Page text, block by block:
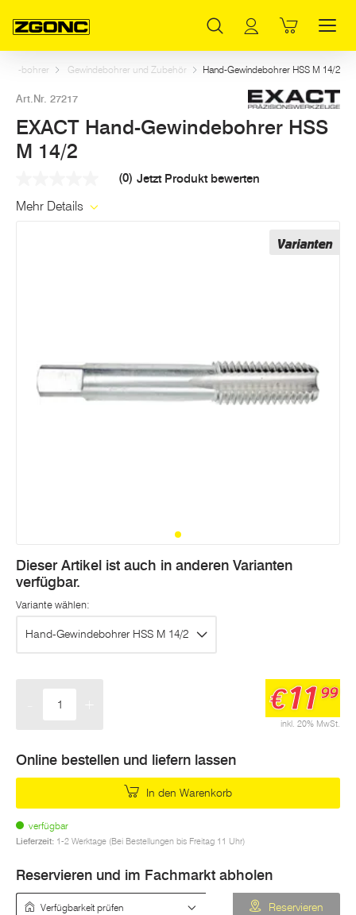
-bohrer Gewindebohrer und Zubehör Hand-Gewindebohrer HSS M 14/2
Art.Nr. 27217
EXACT Hand-Gewindebohrer HSS
M 14/2
Link
(0) Jetzt Produkt bewerten
Mehr Details
Varianten
Dieser Artikel ist auch in anderen Varianten
verfügbar.
Variante wählen:
Hand-Gewindebohrer HSS M 14/2
inkl. 20% MwSt.
€11 99
Online bestellen und liefern lassen
In den Warenkorb
verfügbar
Lieferzeit: 1-2 Werktage (Bei Bestellungen bis Freitag 11 Uhr)
Reservieren und im Fachmarkt abholen
Reservieren